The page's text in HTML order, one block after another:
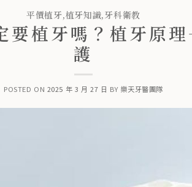
平價植牙,植牙知識,牙科衛教
要植牙嗎？植牙原
護
POSTED ON 2025 年 3 月 27 日 BY 樂天牙醫團隊